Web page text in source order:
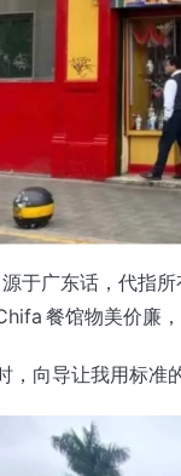
于广东话，代指
餐馆物美价廉
，向导让我用标准